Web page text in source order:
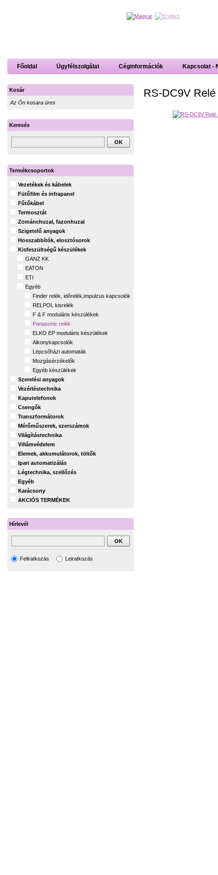
Főoldal Ügyfélszolgálat Céginformációk Kapcsolat -
RS-DC9V
Kosár
Az Ön kosara üres
Keresés
Termékcsoportok
Vezetékek és kábelek
Fütőfilm és infrapanel
Fűtőkábel
Termosztát
Zománchuzal, fazonhuzal
Szigetelő anyagok
Hosszabbítók, elosztósorok
Kisfeszültségű készülékek
GANZ KK
EATON
ETI
Egyéb
Finder relék, időrelék,impulzus kapcsolók
RELPOL kisrelék
F & F moduláris készülékek
Panasonic relék
ELKO EP moduláris készülékek
Alkonykapcsolók
Lépcsőházi automaták
Mozgásérzékelők
Egyéb készülékek
Szerelési anyagok
Vezérléstechnika
Kaputelefonok
Csengők
Transzformátorok
Mérőműszerek, szerszámok
Világítástechnika
Villámvédelem
Elemek, akkumulátorok, töltők
Ipari automatizálás
Légtechnika, szellőzés
Egyéb
Karácsony
AKCIÓS TERMÉKEK
Hírlevél
Feliratkozás Leiratkozás